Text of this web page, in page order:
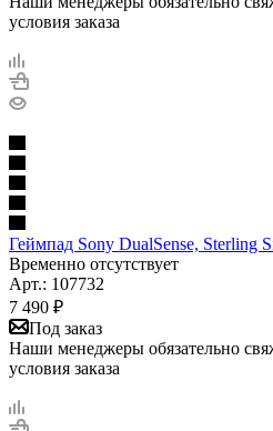
условия заказа
Геймпад Sony DualSense, Sterling
Временно отсутствует
Арт.: 107732
7 490 ₽
Под заказ
Наши менеджеры обязательно
условия заказа